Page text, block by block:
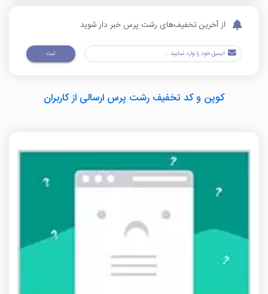
از آخرین تخفیف‌های رشت پرس خبر دار شوید
ثبت
کوپن و کد تخفیف رشت پرس ارسالی از کاربران